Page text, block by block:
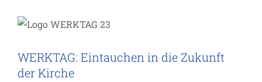
der Kirche
WERKTAG: Eintauchen in die Zukunft
der Kirche